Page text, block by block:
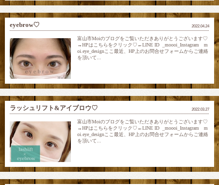
2022.04.24
eyebrow♡
富山市Moiのブログをご覧いただきありがとうございます♡
→HPはこちらをクリック♡←LINE ID _moooi_Instagram m
oi.eye_designここ最近、HP上のお問合せフォームからご連絡
を頂いて...
2022.03.27
ラッシュリフト&アイブロウ♡
富山市Moiのブログをご覧いただきありがとうございます♡
→HPはこちらをクリック♡←LINE ID _moooi_Instagram m
oi.eye_designここ最近、HP上のお問合せフォームからご連絡
を頂いて...